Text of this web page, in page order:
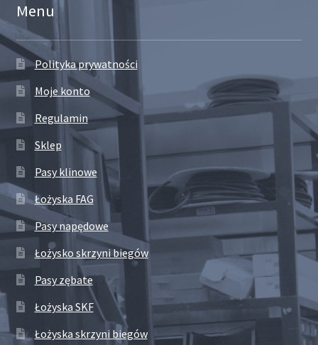
Menu
Polityka prywatności
Moje konto
Regulamin
Sklep
Pasy klinowe
Łożyska FAG
Pasy napędowe
Łożysko skrzyni biegów
Pasy zębate
Łożyska SKF
Łożyska skrzyni biegów